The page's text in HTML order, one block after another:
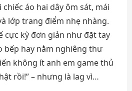
chiếc áo hai dây ôm sát, mái
lớp trang điểm nhẹ nhàng.
cực kỳ đơn giản như đặt tay
bếp hay nằm nghiêng thư
không ít anh em game thủ
rồi!” – nhưng là lag vì…